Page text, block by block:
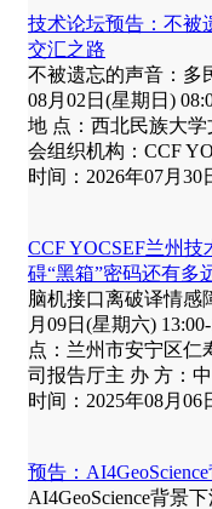
技术论坛预告：不被
交汇之路
不被遗忘的声音：多
08月02日(星期日)
地 点：西北民族大
会组织机构：CCF
时间：2026年07月30
CCF YOCSEF兰州
碍“黑箱”密码还有多
脑机接口离破译情感
月09日(星期六)
点：兰州市安宁区仁
司报告厅主 办 方：
时间：2025年08月06
预告：
AI4GeoScience背景